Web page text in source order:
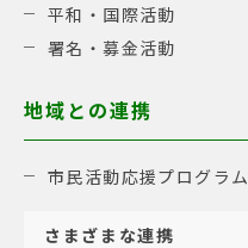
平和・国際活動
署名・募金活動
地域との連携
市民活動応援プログラム
さまざまな連携